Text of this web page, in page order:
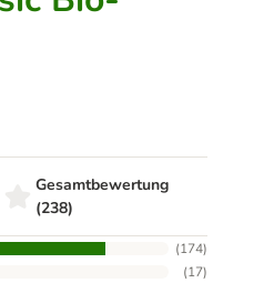
Gesamtbewertung
(238)
(174)
(17)